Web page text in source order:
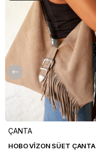
ÇANTA
HOBO VİZON SÜET ÇANTA